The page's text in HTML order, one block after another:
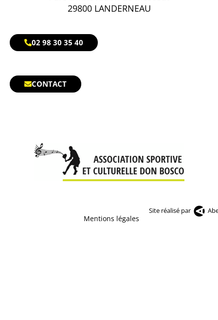
29800 LANDERNEAU
02 98 30 35 40
CONTACT
Mentions légales
Site réalisé par